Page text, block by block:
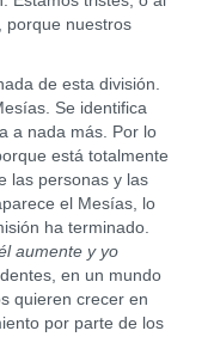
porque nuestros
de esta división.
Se identifica
a nada más. Por lo
está totalmente
las personas y las
el Mesías, lo
ha terminado.
aumente y yo
en un mundo
quieren crecer en
por parte de los